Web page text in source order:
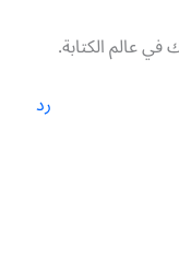
عالم الكتابة.
رد